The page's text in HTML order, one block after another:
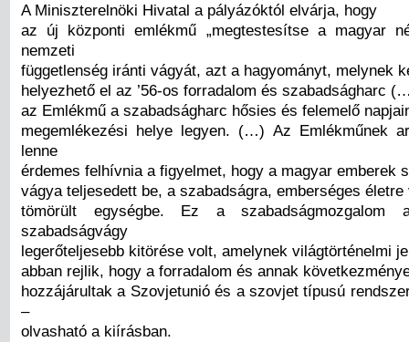
A Miniszterelnöki Hivatal a pályázóktól elvárja, hogy
az új központi emlékmű „megtestesítse a magyar
nemzeti
függetlenség iránti vágyát, azt a hagyományt, melynek
helyezhető el az ’56-os forradalom és szabadságharc
az Emlékmű a szabadságharc hősies és felemelő
megemlékezési helye legyen. (…) Az Emlékműnek
lenne
érdemes felhívnia a figyelmet, hogy a magyar emberek
vágya teljesedett be, a szabadságra, emberséges
tömörült egységbe. Ez a szabadságmozgalom
szabadságvágy
legerőteljesebb kitörése volt, amelynek világtörténelmi
abban rejlik, hogy a forradalom és annak
hozzájárultak a Szovjetunió és a szovjet típusú
–
olvasható a kiírásban.